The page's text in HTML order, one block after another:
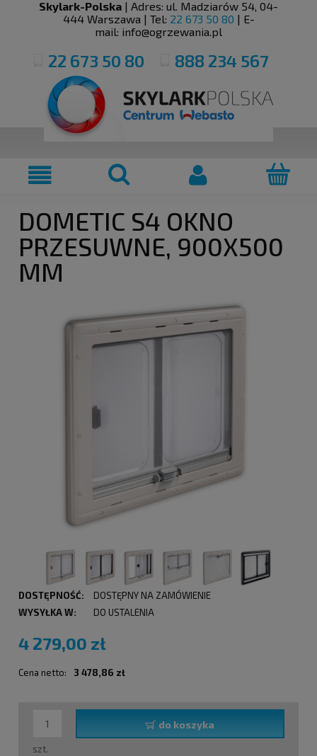
Skylark-Polska | Adres: ul. Madziarów 54, 04-
444 Warszawa | Tel: 22 673 50 80 | E-
mail: info@ogrzewania.pl
22 673 50 80 888 234 567
DOMETIC S4 OKNO
PRZESUWNE, 900X500
MM
DOSTĘPNOŚĆ:
DOSTĘPNY NA ZAMÓWIENIE
WYSYŁKA W:
DO USTALENIA
4 279,00 zł
Cena netto: 3 478,86 zł
szt.
do koszyka